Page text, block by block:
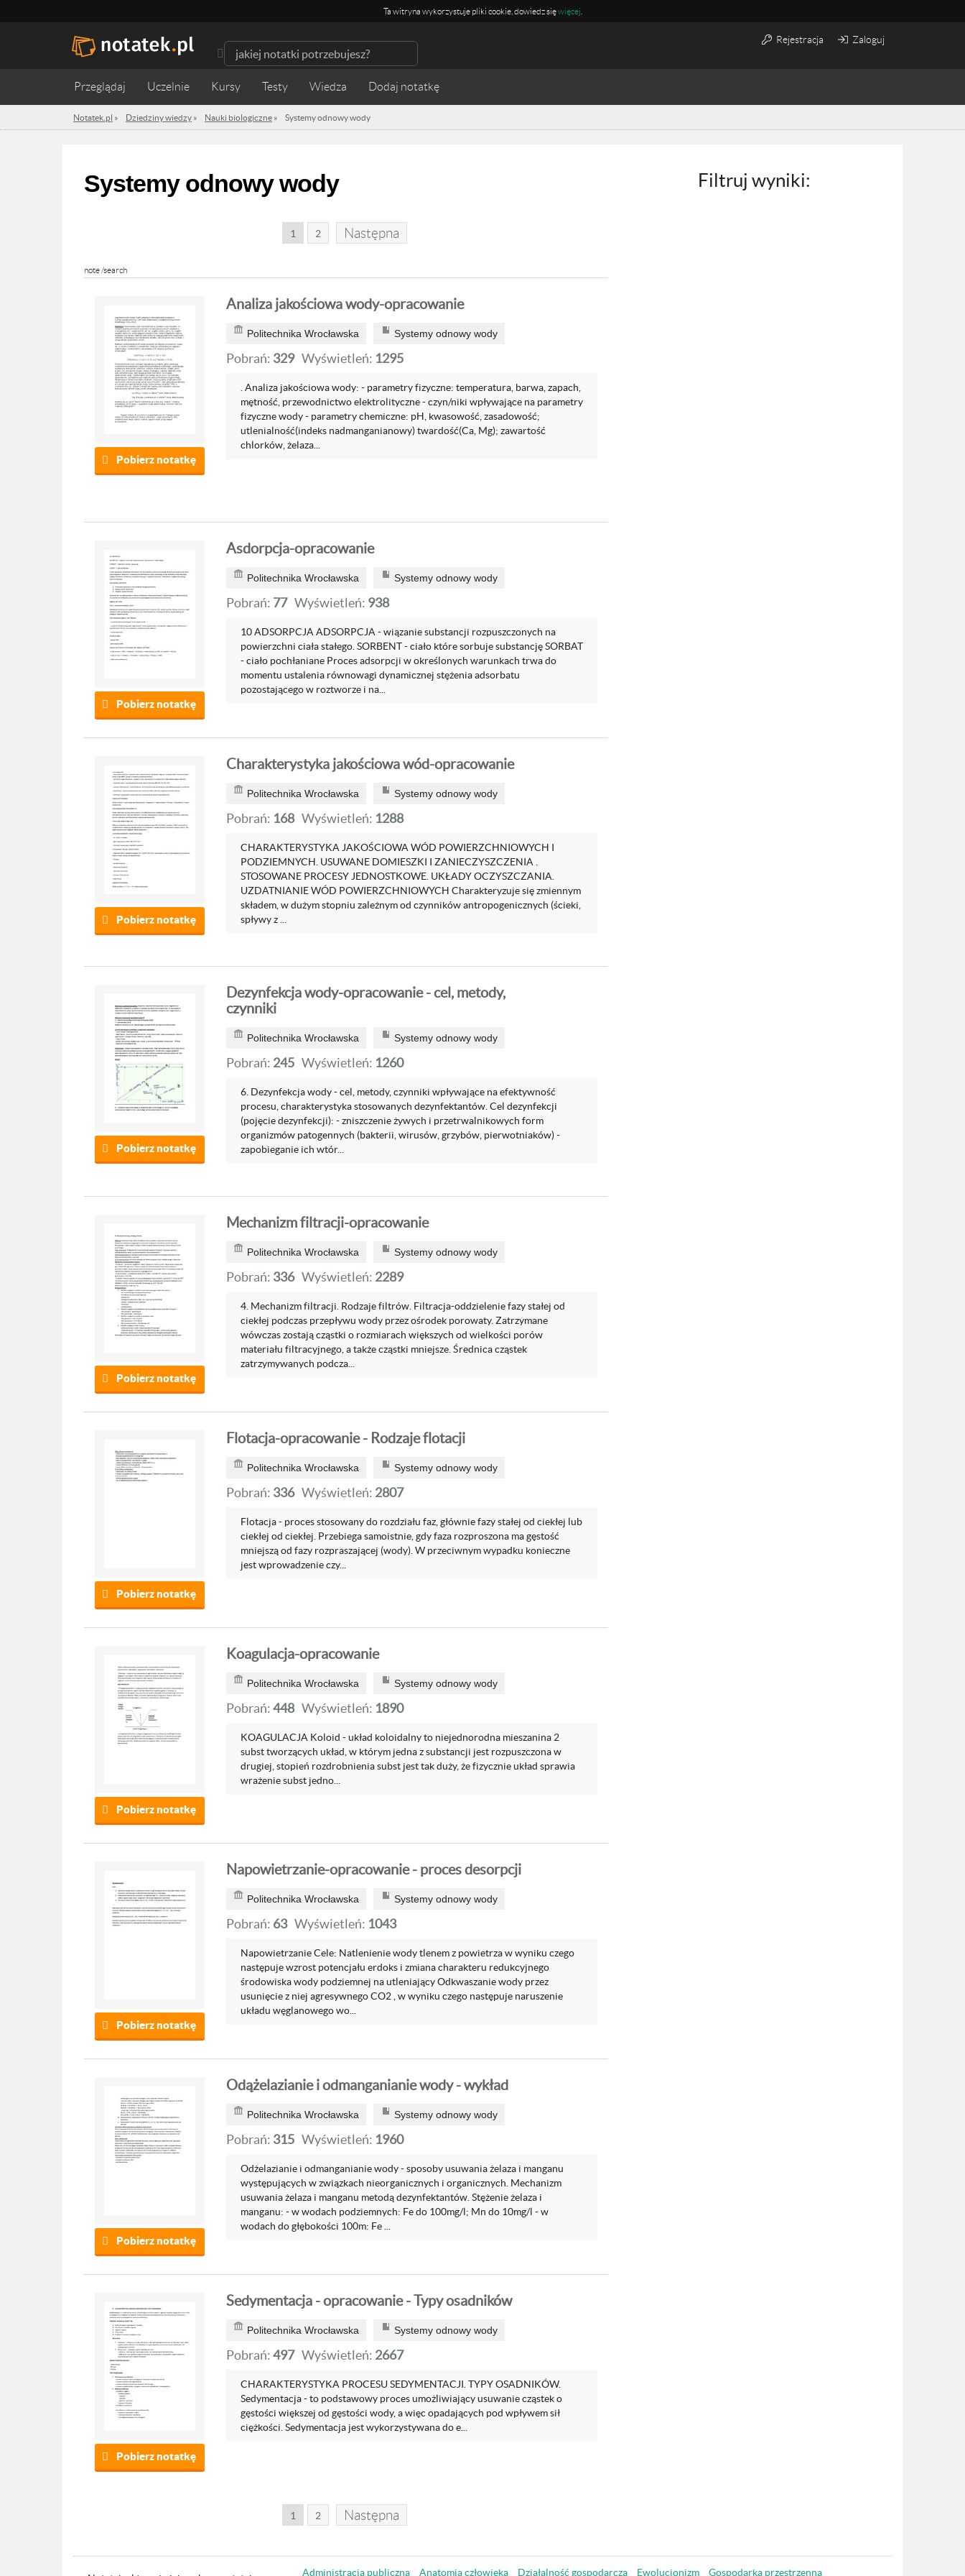
Ta witryna wykorzystuje pliki cookie, dowiedz sięwięcej
Rejestracja Zaloguj
Przeglądaj Uczelnie Kursy Testy Wiedza
Notatek.pl » Dziedziny wiedzy » Nauki biologiczne » Systemy odnowy wody
Systemy odnowy wody
1 2 Następna
note /search
Pobierz notatkę
Analiza jakościowa wody-opracowanie
Politechnika Wrocławska Systemy odnowy wody
Pobrań: 329 Wyświetleń: 1295
. Analiza jakościowa wody: - parametry fizyczne: temperatura, barwa, zapach,
mętność, przewodnictwo elektrolityczne - czyn/niki wpływające na parametry
fizyczne wody - parametry chemiczne: pH, kwasowość, zasadowość;
utlenialność(indeks nadmanganianowy) twardość(Ca, Mg); zawartość
chlorków, żelaza...
Pobierz notatkę
Asdorpcja-opracowanie
Politechnika Wrocławska Systemy odnowy wody
Pobrań: 77 Wyświetleń: 938
10 ADSORPCJA ADSORPCJA - wiązanie substancji rozpuszczonych na
powierzchni ciała stałego. SORBENT - ciało które sorbuje substancję SORBAT
- ciało pochłaniane Proces adsorpcji w określonych warunkach trwa do
momentu ustalenia równowagi dynamicznej stężenia adsorbatu
pozostającego w roztworze i na...
Pobierz notatkę
Charakterystyka jakościowa wód-opracowanie
Politechnika Wrocławska Systemy odnowy wody
Pobrań: 168 Wyświetleń: 1288
CHARAKTERYSTYKA JAKOŚCIOWA WÓD POWIERZCHNIOWYCH I
PODZIEMNYCH. USUWANE DOMIESZKI I ZANIECZYSZCZENIA .
STOSOWANE PROCESY JEDNOSTKOWE. UKŁADY OCZYSZCZANIA.
UZDATNIANIE WÓD POWIERZCHNIOWYCH Charakteryzuje się zmiennym
składem, w dużym stopniu zależnym od czynników antropogenicznych (ścieki,
spływy z ...
Pobierz notatkę
Dezynfekcja wody-opracowanie - cel, metody,
czynniki
Politechnika Wrocławska Systemy odnowy wody
Pobrań: 245 Wyświetleń: 1260
6. Dezynfekcja wody - cel, metody, czynniki wpływające na efektywność
procesu, charakterystyka stosowanych dezynfektantów. Cel dezynfekcji
(pojęcie dezynfekcji): - zniszczenie żywych i przetrwalnikowych form
organizmów patogennych (bakterii, wirusów, grzybów, pierwotniaków) -
zapobieganie ich wtór...
Pobierz notatkę
Mechanizm filtracji-opracowanie
Politechnika Wrocławska Systemy odnowy wody
Pobrań: 336 Wyświetleń: 2289
4. Mechanizm filtracji. Rodzaje filtrów. Filtracja-oddzielenie fazy stałej od
ciekłej podczas przepływu wody przez ośrodek porowaty. Zatrzymane
wówczas zostają cząstki o rozmiarach większych od wielkości porów
materiału filtracyjnego, a także cząstki mniejsze. Średnica cząstek
zatrzymywanych podcza...
Pobierz notatkę
Flotacja-opracowanie - Rodzaje flotacji
Politechnika Wrocławska Systemy odnowy wody
Pobrań: 336 Wyświetleń: 2807
Flotacja - proces stosowany do rozdziału faz, głównie fazy stałej od ciekłej lub
ciekłej od ciekłej. Przebiega samoistnie, gdy faza rozproszona ma gęstość
mniejszą od fazy rozpraszającej (wody). W przeciwnym wypadku konieczne
jest wprowadzenie czy...
Pobierz notatkę
Koagulacja-opracowanie
Politechnika Wrocławska Systemy odnowy wody
Pobrań:448 Wyświetleń: 1890
KOAGULACJA Koloid - układ koloidalny to niejednorodna mieszanina 2
subst tworzących układ, w którym jedna z substancji jest rozpuszczona w
drugiej, stopień rozdrobnienia subst jest tak duży, że fizycznie układ sprawia
wrażenie subst jedno...
Pobierz notatkę
Napowietrzanie-opracowanie - proces desorpcji
Politechnika Wrocławska Systemy odnowy wody
Pobrań: 63 Wyświetleń: 1043
Napowietrzanie Cele: Natlenienie wody tlenem z powietrza w wyniku czego
następuje wzrost potencjału erdoks i zmiana charakteru redukcyjnego
środowiska wody podziemnej na utleniający Odkwaszanie wody przez
usunięcie z niej agresywnego CO2 , w wyniku czego następuje naruszenie
układu węglanowego wo...
Pobierz notatkę
Odążelazianie i odmanganianie wody - wykład
Politechnika Wrocławska Systemy odnowy wody
Pobrań: 315 Wyświetleń: 1960
Odżelazianie i odmanganianie wody - sposoby usuwania żelaza i manganu
występujących w związkach nieorganicznych i organicznych. Mechanizm
usuwania żelaza i manganu metodą dezynfektantów. Stężenie żelaza i
manganu: - w wodach podziemnych: Fe do 100mg/l; Mn do 10mg/l - w
wodach do głębokości 100m: Fe ...
Pobierz notatkę
Sedymentacja - opracowanie - Typy osadników
Politechnika Wrocławska Systemy odnowy wody
Pobrań:497 Wyświetleń: 2667
CHARAKTERYSTYKA PROCESU SEDYMENTACJI. TYPY OSADNIKÓW.
Sedymentacja - to podstawowy proces umożliwiający usuwanie cząstek o
gęstości większej od gęstości wody, a więc opadających pod wpływem sił
ciężkości. Sedymentacja jest wykorzystywana do e...
1 2 Następna
Filtruj wyniki:
Administracja publiczna Anatomia człowieka Działalność gospodarcza Ewolucjonizm Gospodarka przestrzenna